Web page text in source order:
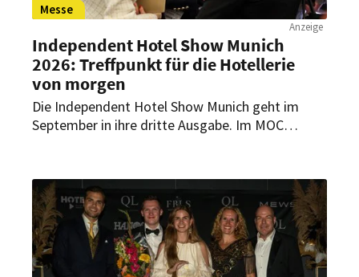
Messe
Anzeige
Independent Hotel Show Munich
2026: Treffpunkt für die Hotellerie
von morgen
Die Independent Hotel Show Munich geht im
September in ihre dritte Ausgabe. Im MOC
und Technologie über Nachhaltigkeit bis hin zu
Führung und neuen Luxuskonzepten.